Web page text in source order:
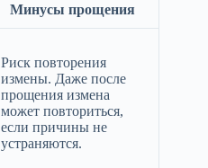
Минусы прощения
Риск повторения
измены. Даже после
прощения измена
может повториться,
если причины не
устраняются.